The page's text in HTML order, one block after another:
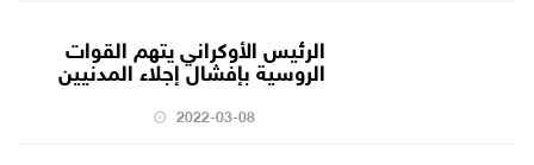
الرئيس الأوكراني يتهم القوات
الروسية بإفشال إجلاء المدنيين
2022-03-08